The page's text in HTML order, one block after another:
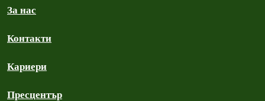
За нас
Контакти
Кариери
Пресцентър